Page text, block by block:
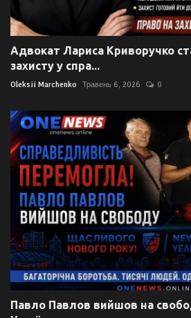
Адвокат Лариса Криворучко
захисту у спра...
Oleksii Marchenko Травень 6, 2026 0
Павло Павлов вийшов на